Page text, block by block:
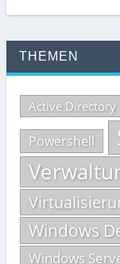
THEMEN
Active Directory
Powershell
Windows
Windows